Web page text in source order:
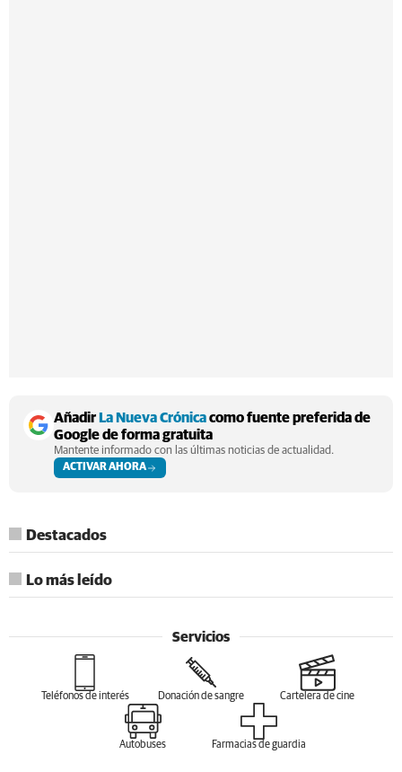
Añadir La Nueva Crónicacomo fuente preferida de
Google de forma gratuita
Mantente informado con las últimas noticias de actualidad.
ACTIVAR AHORA
Destacados
Lo más leído
Servicios
Teléfonos de interés Donación de sangre Cartelera de cine
Autobuses Farmacias de guardia